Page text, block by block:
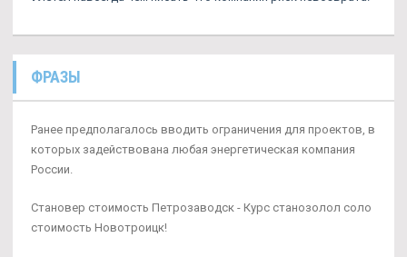
ФРАЗЫ
Ранее предполагалось вводить ограничения для проектов, в
которых задействована любая энергетическая компания
России.
Становер стоимость Петрозаводск - Курс станозолол соло
стоимость Новотроицк!